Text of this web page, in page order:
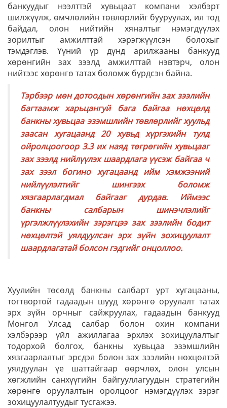
банкуудыг нээлттэй хувьцаат компани хэлбэрт
шилжүүлж, өмчлөлийн төвлөрлийг бууруулах, ил тод
байдал, олон нийтийн хяналтыг нэмэгдүүлэх
зорилтыг амжилттай хэрэгжүүлсэн болохыг
тэмдэглэв. Үүний үр дүнд арилжааны банкууд
хөрөнгийн зах зээлд амжилттай нэвтэрч, олон
нийтээс хөрөнгө татах боломж бүрдсэн байна.
Тэрбээр мөн дотоодын хөрөнгийн зах зээлийн
багтаамж харьцангуй бага байгаа нөхцөлд
банкны хувьцаа эзэмшлийн төвлөрлийг хуульд
заасан хугацаанд 20 хувьд хүргэхийн тулд
ойролцоогоор 3.3 их наяд төгрөгийн хувьцааг
зах зээлд нийлүүлэх шаардлага үүсэж байгаа ч
зах зээл богино хугацаанд ийм хэмжээний
нийлүүлэлтийг шингээх боломж
хязгаарлагдмал байгааг дурдав. Иймээс
банкны салбарын шинэчлэлийг
үргэлжлүүлэхийн зэрэгцээ зах зээлийн бодит
нөхцөлтэй уялдуулсан эрх зүйн зохицуулалт
шаардлагатай болсон гэдгийг онцоллоо.
Хуулийн төсөлд банкны салбарт урт хугацааны,
тогтвортой гадаадын шууд хөрөнгө оруулалт татах
эрх зүйн орчныг сайжруулах, гадаадын банкууд
Монгол Улсад салбар болон охин компани
хэлбэрээр үйл ажиллагаа эрхлэх зохицуулалтыг
тодорхой болгох, банкны хувьцаа эзэмшлийн
хязгаарлалтыг эрсдэл болон зах зээлийн нөхцөлтэй
уялдуулан үе шаттайгаар өөрчлөх, олон улсын
хөгжлийн санхүүгийн байгууллагуудын стратегийн
хөрөнгө оруулалтын оролцоог нэмэгдүүлэх зэрэг
зохицуулалтуудыг тусгажээ.